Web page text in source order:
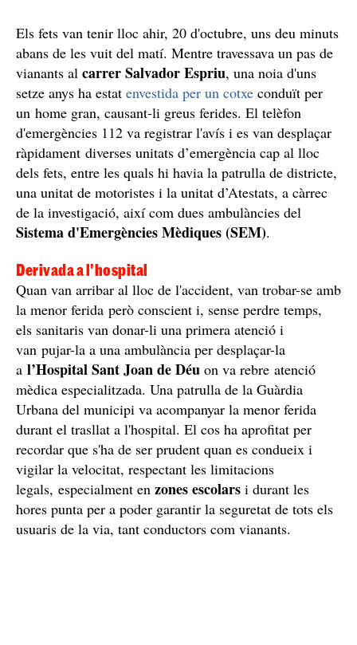
Els fets van tenir lloc ahir, 20 d'octubre, uns deu minuts
abans de les vuit del matí. Mentre travessava un pas de
vianants al carrer Salvador Espriu, una noia d'uns
setze anys ha estat envestida per un cotxe conduït per
un home gran, causant-li greus ferides. El telèfon
d'emergències 112 va registrar l'avís i es van desplaçar
ràpidament diverses unitats d’emergència cap al lloc
dels fets, entre les quals hi havia la patrulla de districte,
una unitat de motoristes i la unitat d’Atestats, a càrrec
de la investigació, així com dues ambulàncies del
Sistema d'Emergències Mèdiques (SEM).
Derivada a l'hospital
Quan van arribar al lloc de l'accident, van trobar-se amb
la menor ferida però conscient i, sense perdre temps,
els sanitaris van donar-li una primera atenció i
van pujar-la a una ambulància per desplaçar-la
a l’Hospital Sant Joan de Déu on va rebre atenció
mèdica especialitzada. Una patrulla de la Guàrdia
Urbana del municipi va acompanyar la menor ferida
durant el trasllat a l'hospital. El cos ha aprofitat per
recordar que s'ha de ser prudent quan es condueix i
vigilar la velocitat, respectant les limitacions
legals, especialment en zones escolars i durant les
hores punta per a poder garantir la seguretat de tots els
usuaris de la via, tant conductors com vianants.